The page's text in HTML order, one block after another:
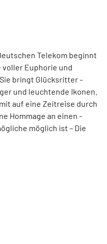
Telekom ­beginnt
voller ­Euphorie und
bringt Glücksritter
und leuchtende Ikonen.
auf eine Zeit­reise durch
Hommage an ­einen
­möglich ist – Die